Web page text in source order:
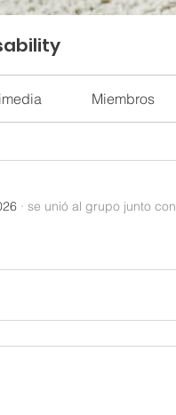
Miembros
· se unió al grupo junto con